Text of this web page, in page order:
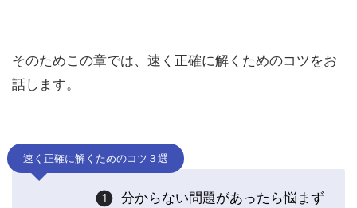
そのためこの章では、速く正確に解くためのコツをお
話します。
速く正確に解くためのコツ３選
分からない問題があったら悩まず